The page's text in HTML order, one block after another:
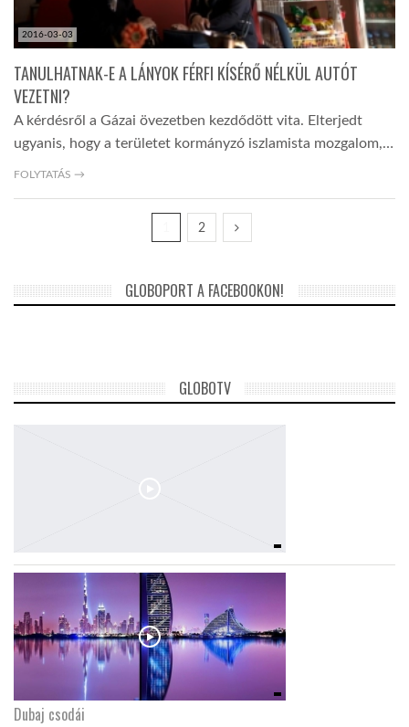
2016-03-03
TANULHATNAK-E A LÁNYOK FÉRFI KÍSÉRŐ NÉLKÜL AUTÓT
VEZETNI?
A kérdésről a Gázai övezetben kezdődött vita. Elterjedt
ugyanis, hogy a területet kormányzó iszlamista mozgalom,…
FOLYTATÁS →
2
GLOBOPORT A FACEBOOKON!
GLOBOTV
Dubaj csodái